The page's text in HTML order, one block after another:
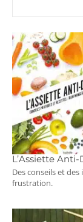
L’Assiette
Des conseils et
frustration.